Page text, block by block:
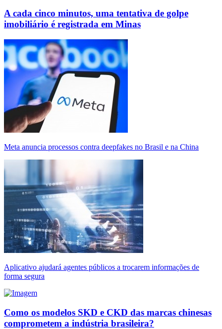
A cada cinco minutos, uma tentativa de golpe
imobiliário é registrada em Minas
Meta anuncia processos contra deepfakes no Brasil e na China
Aplicativo ajudará agentes públicos a trocarem informações de
forma segura
Como os modelos SKD e CKD das marcas chinesas
comprometem a indústria brasileira?